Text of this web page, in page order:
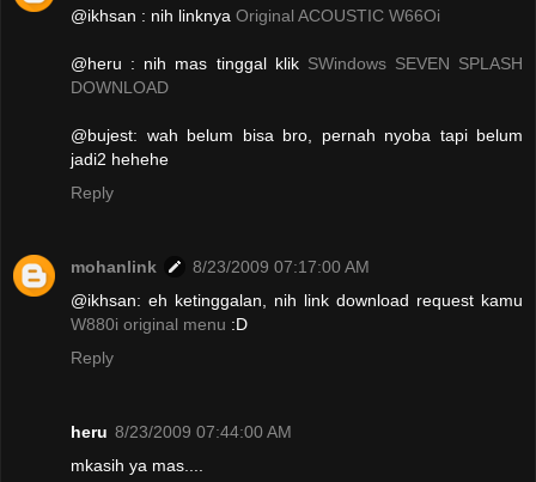
@ikhsan : nih linknya Original ACOUSTIC W66Oi
@heru : nih mas tinggal klik SWindows SEVEN SPLASH
DOWNLOAD
@bujest: wah belum bisa bro, pernah nyoba tapi belum
jadi2 hehehe
Reply
mohanlink
8/23/2009 07:17:00 AM
@ikhsan: eh ketinggalan, nih link download request kamu
W880i original menu :D
Reply
heru 8/23/2009 07:44:00 AM
mkasih ya mas....